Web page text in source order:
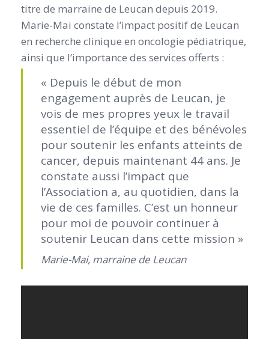
titre de marraine de Leucan depuis 2019.
Marie-Mai constate l’impact positif de Leucan
en recherche clinique en oncologie pédiatrique,
ainsi que l’importance des services offerts :
« Depuis le début de mon
engagement auprès de Leucan, je
vois de mes propres yeux le travail
essentiel de l’équipe et des bénévoles
pour soutenir les enfants atteints de
cancer, depuis maintenant 44 ans. Je
constate aussi l’impact que
l’Association a, au quotidien, dans la
vie de ces familles. C’est un honneur
pour moi de pouvoir continuer à
soutenir Leucan dans cette mission »
Marie-Mai, marraine de Leucan